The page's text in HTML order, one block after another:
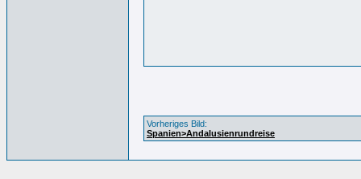
Vorheriges Bild:
Spanien>Andalusienrundreise